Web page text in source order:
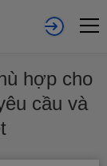
hợp cho
cầu và